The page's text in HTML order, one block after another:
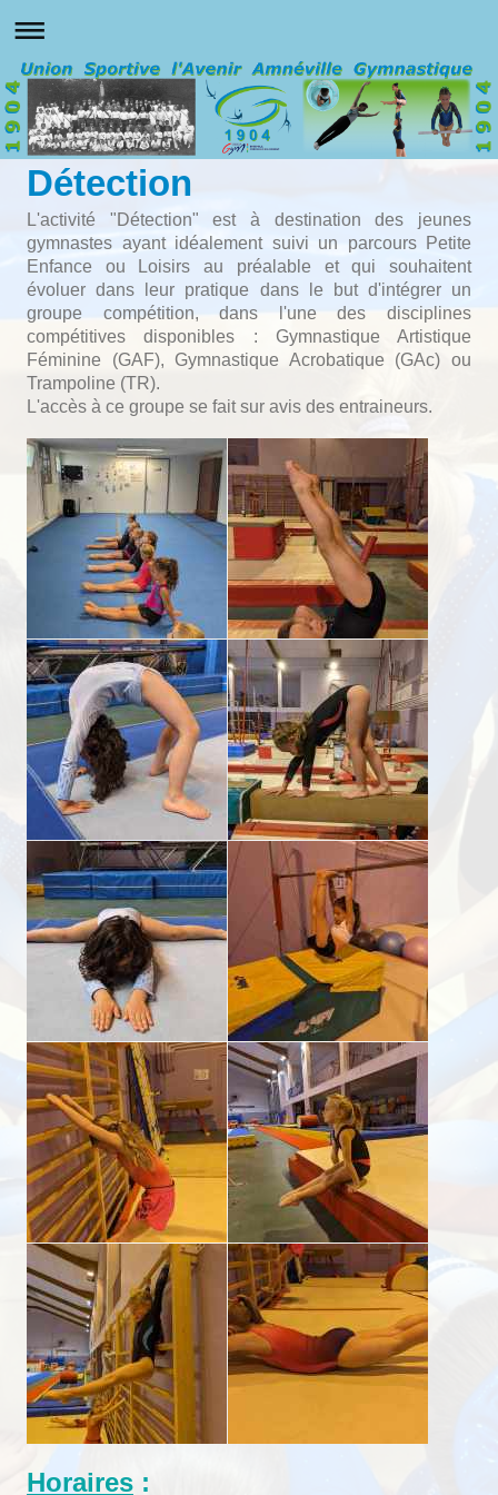
Détection
L'activité "Détection" est à destination des jeunes
gymnastes ayant idéalement suivi un parcours Petite
Enfance ou Loisirs au préalable et qui souhaitent
évoluer dans leur pratique
dans le but d'intégrer un
groupe compétition, dans l'une des disciplines
compétitives disponibles : Gymnastique Artistique
Féminine (GAF), Gymnastique Acrobatique (GAc) ou
Trampoline (TR).
L'accès à ce groupe se fait sur avis des entraineurs.
Horaires :